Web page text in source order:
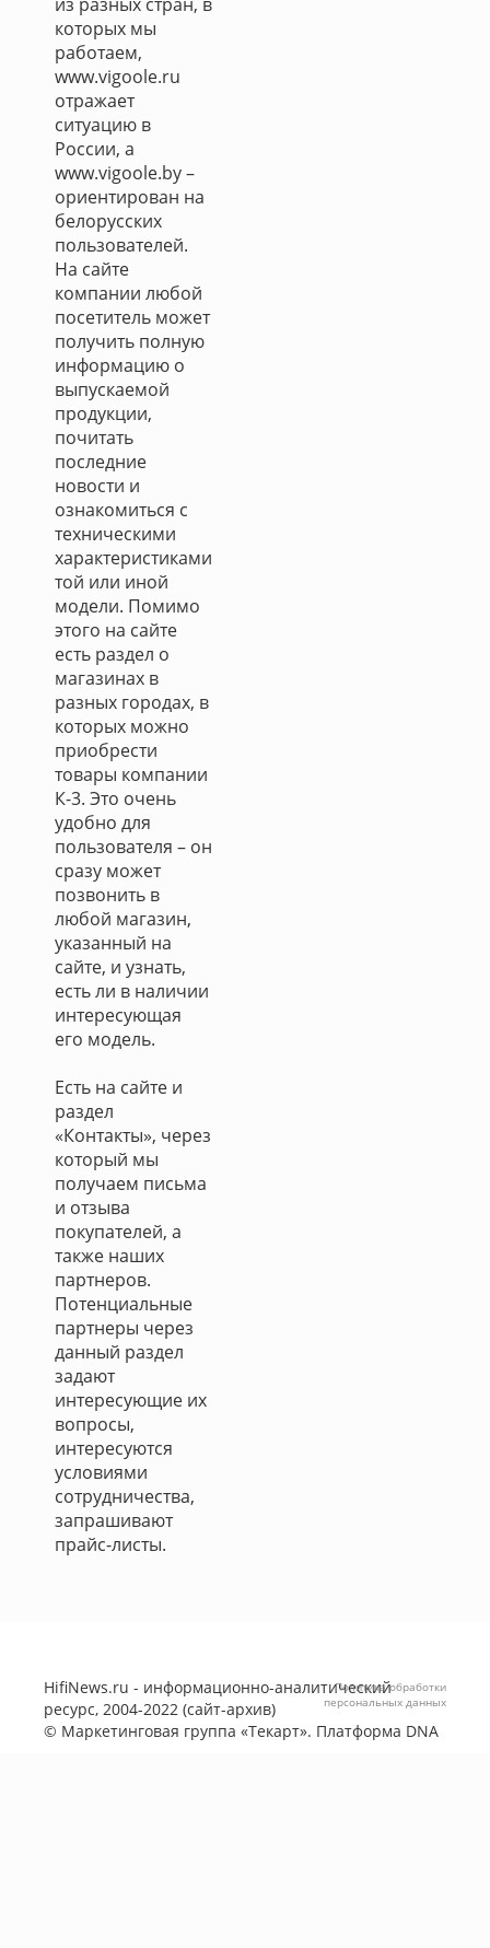
которых мы
работаем,
www.vigoole.ru
отражает
ситуацию в
России, а
www.vigoole.by –
ориентирован на
белорусских
пользователей.
На сайте
компании любой
посетитель может
получить полную
информацию о
выпускаемой
продукции,
почитать
последние
новости и
ознакомиться с
техническими
характеристиками
той или иной
модели. Помимо
этого на сайте
есть раздел о
магазинах в
разных городах, в
которых можно
приобрести
товары компании
К-3. Это очень
удобно для
пользователя – он
сразу может
позвонить в
любой магазин,
указанный на
сайте, и узнать,
есть ли в наличии
интересующая
его модель.
Есть на сайте и
раздел
«Контакты», через
который мы
получаем письма
и отзыва
покупателей, а
также наших
партнеров.
Потенциальные
партнеры через
данный раздел
задают
интересующие их
вопросы,
интересуются
условиями
сотрудничества,
запрашивают
прайс-листы.
HifiNews.ru - информационно-аналитический
ресурс, 2004-2022 (сайт-архив)
© Маркетинговая группа «Текарт». Платформа DNA
Политика обработки
персональных данных